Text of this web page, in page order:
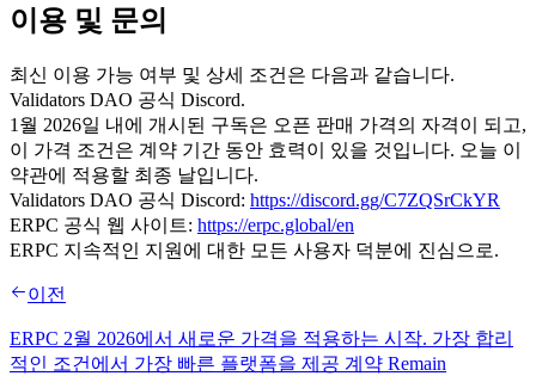
이용 및 문의
최신 이용 가능 여부 및 상세 조건은 다음과 같습니다.
Validators DAO 공식 Discord.
1월 2026일 내에 개시된 구독은 오픈 판매 가격의 자격이 되고,
이 가격 조건은 계약 기간 동안 효력이 있을 것입니다. 오늘 이
약관에 적용할 최종 날입니다.
Validators DAO 공식 Discord: https://discord.gg/C7ZQSrCkYR
ERPC 공식 웹 사이트: https://erpc.global/en
ERPC 지속적인 지원에 대한 모든 사용자 덕분에 진심으로.
이전
ERPC 2월 2026에서 새로운 가격을 적용하는 시작. 가장 합리
적인 조건에서 가장 빠른 플랫폼을 제공 계약 Remain